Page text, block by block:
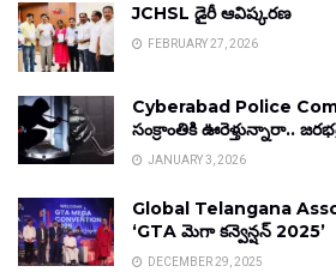
JCHSL డైరీ ఆవిష్కరణ
FEBRUARY 27, 2026
Cyberabad Police
సంక్రాంతికి ఊరెళ్తున్నారా..
JANUARY 3, 2026
Global Telangana
‘GTA మెగా కన్వెన్షన్ 2025’
DECEMBER 29, 2025